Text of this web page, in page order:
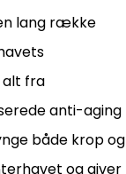
lang række
alt fra
anti-aging
både krop og
og giver